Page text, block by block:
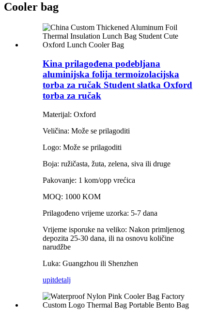
Cooler bag
Kina prilagođena podebljana
aluminijska folija termoizolacijska
torba za ručak Student slatka Oxford
torba za ručak
Materijal: Oxford
Veličina: Može se prilagoditi
Logo: Može se prilagoditi
Boja: ružičasta, žuta, zelena, siva ili druge
Pakovanje: 1 kom/opp vrećica
MOQ: 1000 KOM
Prilagođeno vrijeme uzorka: 5-7 dana
Vrijeme isporuke na veliko: Nakon primljenog
depozita 25-30 dana, ili na osnovu količine
narudžbe
Luka: Guangzhou ili Shenzhen
upitdetalj